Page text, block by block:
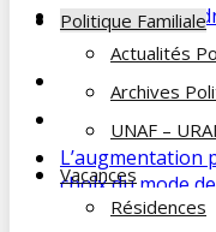
Politique Familiale
Actualités
Archives
UNAF –
Vacances
Résidences
Pourquoi
familiales ?
Vers la fin des
Les retraités
L’augmentation
choix du mode
la Prestation